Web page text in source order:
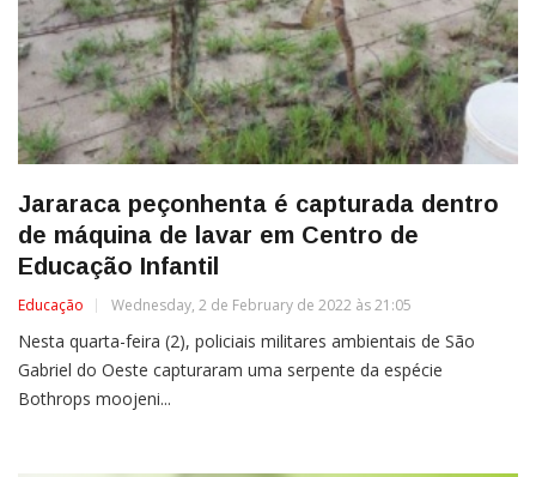
Jararaca peçonhenta é capturada dentro
de máquina de lavar em Centro de
Educação Infantil
Educação Wednesday, 2 de February de 2022 às 21:05
Nesta quarta-feira (2), policiais militares ambientais de São
Gabriel do Oeste capturaram uma serpente da espécie
Bothrops moojeni...